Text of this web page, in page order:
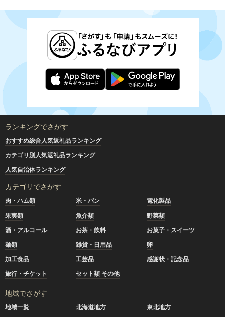
ランキングでさがす
おすすめ総合人気返礼品ランキング
カテゴリ別人気返礼品ランキング
人気自治体ランキング
カテゴリでさがす
肉・ハム類 米・パン
電化製品
果実類
魚介類
野菜類
酒・アルコール
お茶・飲料
お菓子・スイーツ
麺類
雑貨・日用品
卵
加工食品
工芸品
感謝状・記念品
旅行・チケット
セット類 その他
地域でさがす
地域一覧 北海道地方
東北地方